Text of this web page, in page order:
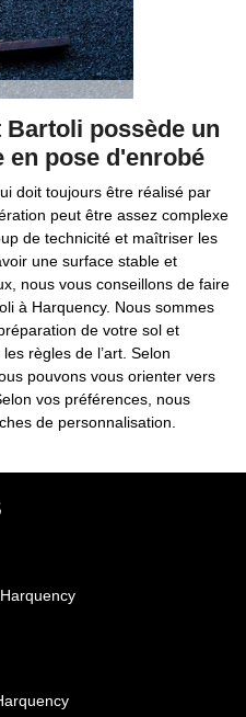
possède un
pose d'enrobé
doit toujours être réalisé par
peut être assez complexe
de technicité et maîtriser les
une surface stable et
nous vous conseillons de faire
à Harquency. Nous sommes
de votre sol et
règles de l’art. Selon
pouvons vous orienter vers
vos préférences, nous
de personnalisation.